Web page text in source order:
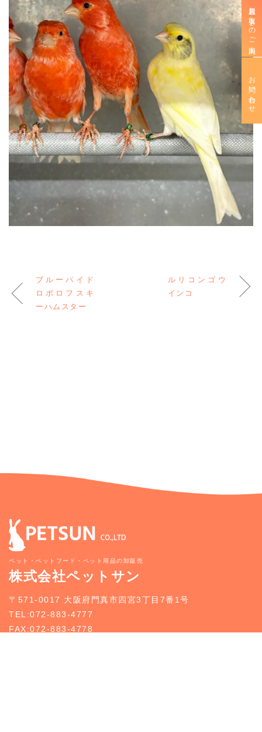
ブルーパイド
ロボロフスキ
ーハムスター
ルリコンゴウ
インコ
ペット・ペットフード・ペット用品の卸販売
株式会社ペットサン
〒571-0017 大阪府門真市四宮3丁目7番1号
TEL:072-883-4777
FAX:072-883-4778
新規お取引きのご案内
お問い合わせ